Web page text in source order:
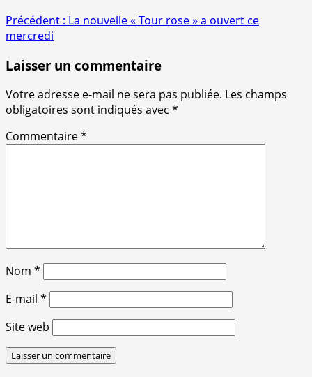
Navigation
d’article
Précédent : La nouvelle « Tour rose » a ouvert ce
mercredi
Laisser un commentaire
Votre adresse e-mail ne sera pas publiée. Les champs
obligatoires sont indiqués avec *
Commentaire*
Nom *
E-mail *
Site web